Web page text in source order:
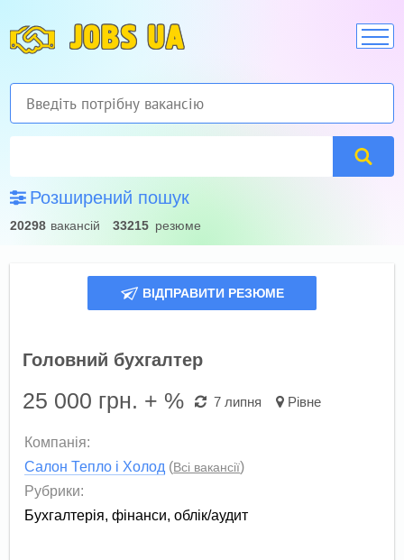
JOBS UA
Розширений пошук
20298 вакансій 33215 резюме
ВІДПРАВИТИ РЕЗЮМЕ
Головний бухгалтер
25 000 грн. + % 7 липня Рівне
Компанія:
Салон Тепло і Холод (Всі вакансії)
Рубрики:
Бухгалтерія, фінанси, облік/аудит